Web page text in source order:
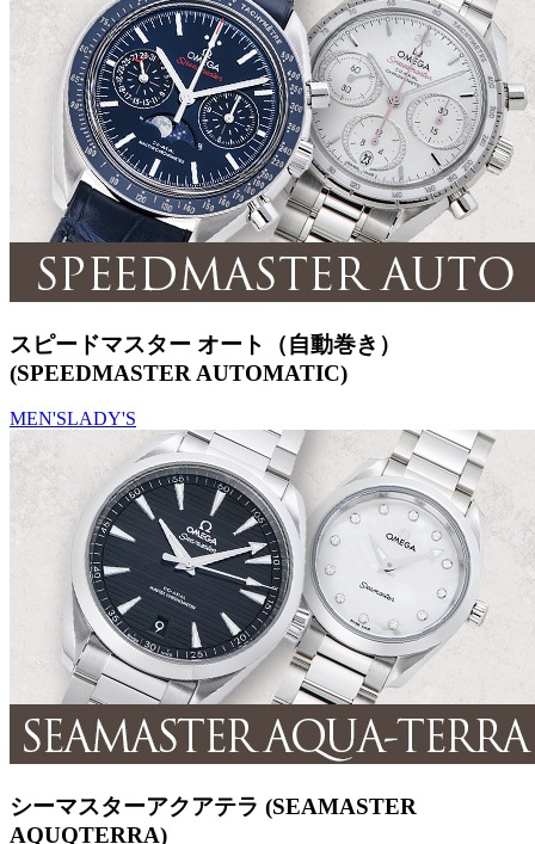
スピードマスター オート（自動巻き）
(SPEEDMASTER AUTOMATIC)
MEN'SLADY'S
シーマスターアクアテラ (SEAMASTER
AQUQTERRA)